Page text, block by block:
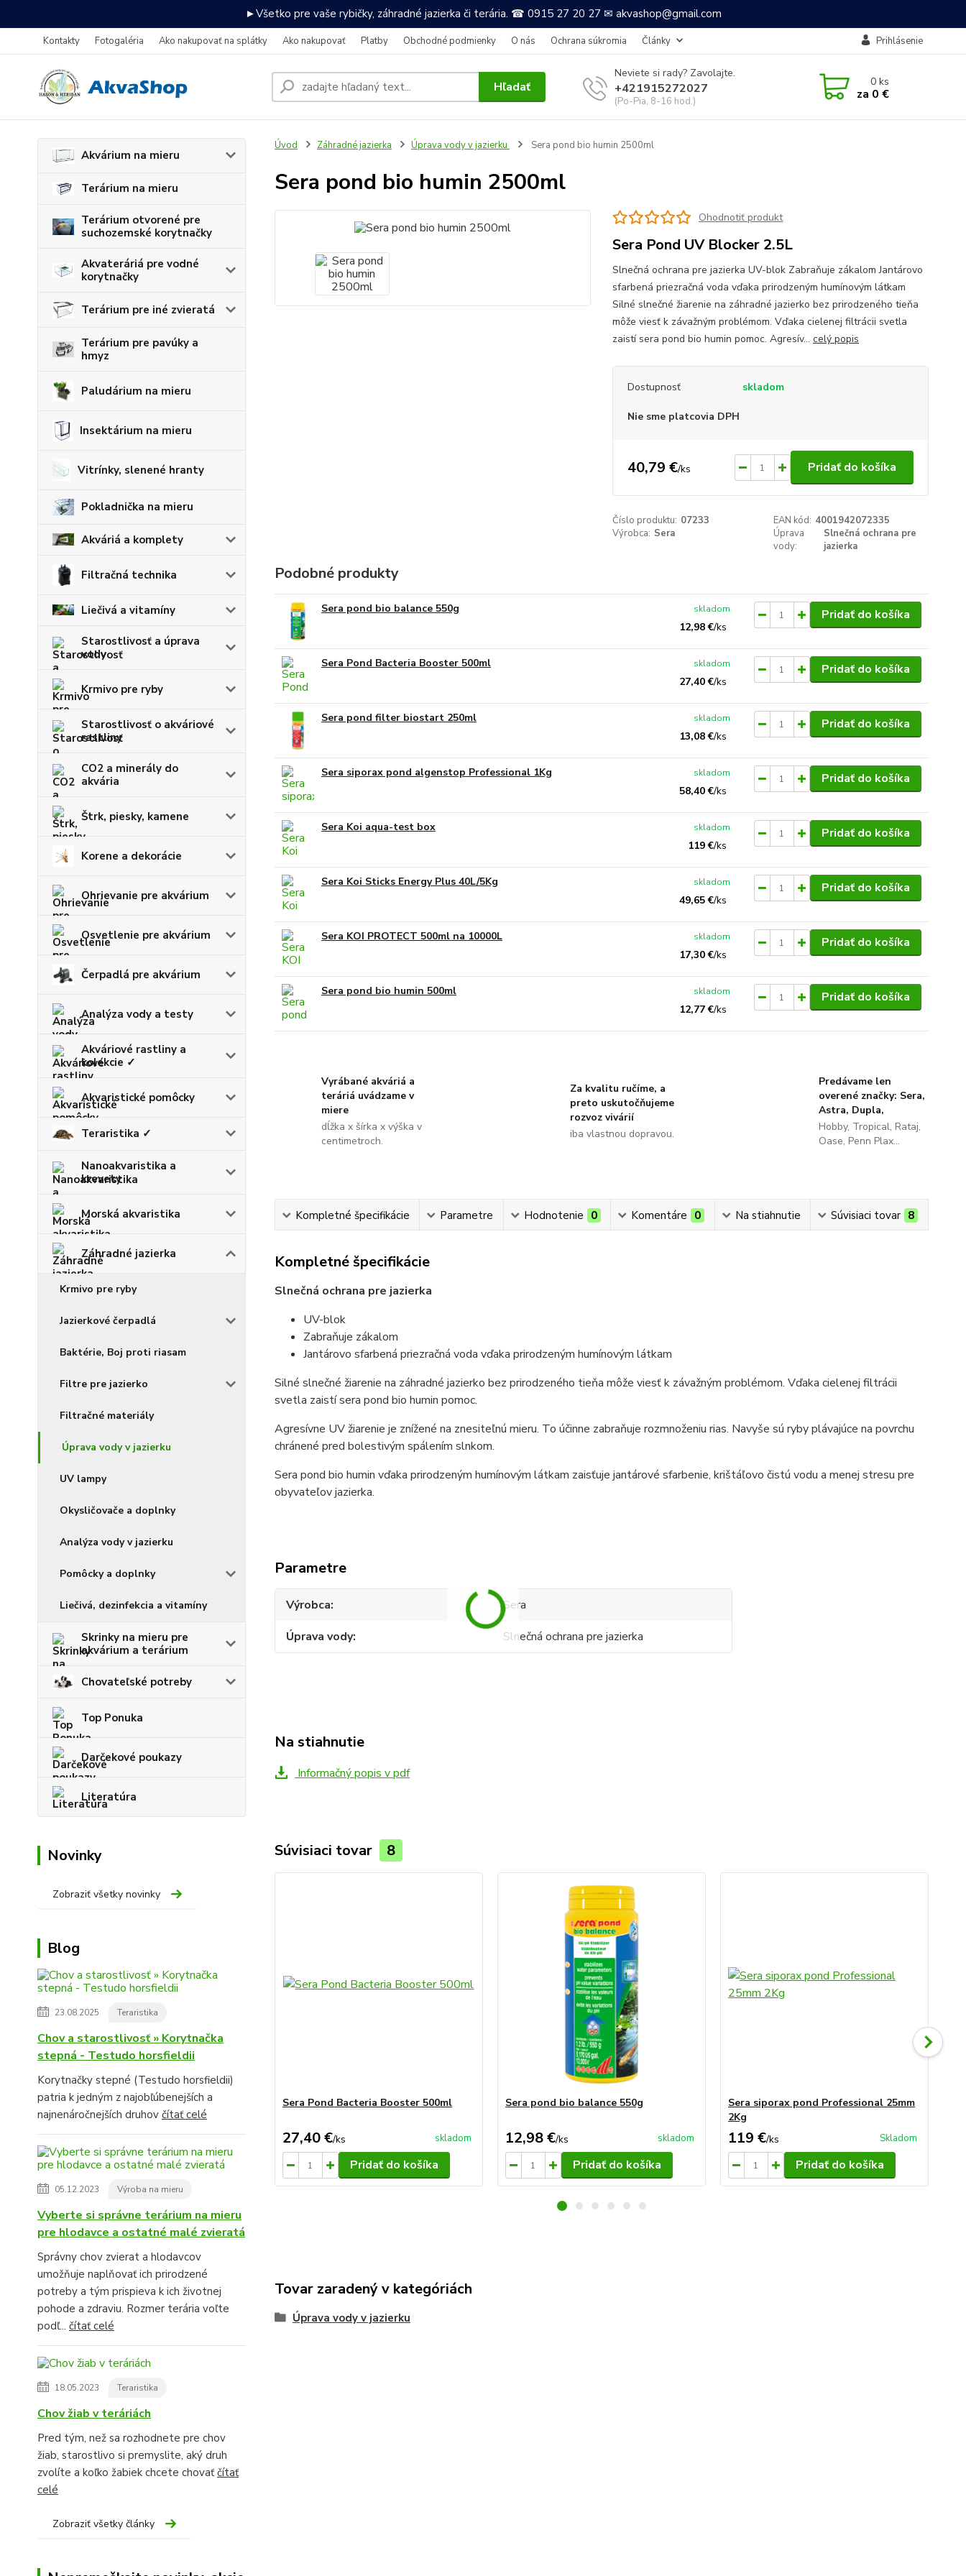
►Všetko pre vaše rybičky, záhradné jazierka či terária. ☎ 0915 27 20 27 ✉ akvashop@gmail.com
Kontakty Fotogaléria Ako nakupovať na splátky Ako nakupovať Platby Obchodné podmienky O nás Ochrana súkromia Články Prihlásenie
Hľadať
Neviete si rady? Zavolajte.
+421915272027
(Po-Pia, 8-16 hod.)
0ks
za 0 €
Akvárium na mieru
Terárium na mieru
Terárium otvorené pre
suchozemské korytnačky
Akvateráriá pre vodné
korytnačky
Terárium pre iné zvieratá
Terárium pre pavúky a
hmyz
Paludárium na mieru
Insektárium na mieru
Vitrínky, slenené hranty
Pokladnička na mieru
Akváriá a komplety
Filtračná technika
Liečivá a vitamíny
Starostlivosť a úprava
vody
Krmivo pre ryby
Starostlivosť o akváriové
rastliny
CO2 a minerály do
akvária
Štrk, piesky, kamene
Korene a dekorácie
Ohrievanie pre akvárium
Osvetlenie pre akvárium
Čerpadlá pre akvárium
Analýza vody a testy
Akváriové rastliny a
kolekcie ✓
Akvaristické pomôcky
Teraristika ✓
Nanoakvaristika a
krevety
Morská akvaristika
Záhradné jazierka
Krmivo pre ryby
Jazierkové čerpadlá
Baktérie, Boj proti riasam
Filtre pre jazierko
Filtračné materiály
Úprava vody v jazierku
UV lampy
Okysličovače a doplnky
Analýza vody v jazierku
Pomôcky a doplnky
Liečivá, dezinfekcia a vitamíny
Skrinky na mieru pre
akvárium a terárium
Chovateľské potreby
Top Ponuka
Darčekové poukazy
Literatúra
Novinky
Zobraziť všetky novinky
Blog
23.08.2025 Teraristika
Chov a starostlivosť » Korytnačka
stepná - Testudo horsfieldii
Korytnačky stepné (Testudo horsfieldii)
patria k jedným z najobľúbenejších a
najnenáročnejších druhov čítať celé
05.12.2023 Výroba na mieru
Vyberte si správne terárium na mieru
pre hlodavce a ostatné malé zvieratá
Správny chov zvierat a hlodavcov
umožňuje naplňovať ich prirodzené
potreby a tým prispieva k ich životnej
pohode a zdraviu. Rozmer terária voľte
podľ... čítať celé
18.05.2023 Teraristika
Chov žiab v teráriách
Pred tým, než sa rozhodnete pre chov
žiab, starostlivo si premyslite, aký druh
zvolíte a koľko žabiek chcete chovaťčítať
celé
Zobraziť všetky články
Úvod Záhradné jazierka Úprava vody v jazierku Sera pond bio humin 2500ml
Sera pond bio humin 2500ml
Ohodnotiť produkt
Sera Pond UV Blocker 2.5L
Slnečná ochrana pre jazierka UV-blok Zabraňuje zákalom Jantárovo
sfarbená priezračná voda vďaka prirodzeným humínovým látkam
Silné slnečné žiarenie na záhradné jazierko bez prirodzeného tieňa
môže viesť k závažným problémom. Vďaka cielenej filtrácii svetla
zaistí sera pond bio humin pomoc. Agresív... celý popis
Dostupnosť skladom
Nie sme platcovia DPH
40,79 €/ks Pridať do košíka
Číslo produktu: 07233 EAN kód: 4001942072335
Výrobca: Sera
Úprava
vody:
Slnečná ochrana pre
jazierka
Podobné produkty
Sera pond bio balance 550g
12,98 €/ks
skladom Pridať do košíka
Sera Pond Bacteria Booster 500ml
27,40 €/ks
skladom Pridať do košíka
Sera pond filter biostart 250ml
13,08 €/ks
skladom Pridať do košíka
Sera siporax pond algenstop Professional 1Kg
58,40 €/ks
skladom Pridať do košíka
Sera Koi aqua-test box
119 €/ks
skladom Pridať do košíka
Sera Koi Sticks Energy Plus 40L/5Kg
49,65 €/ks
skladom Pridať do košíka
Sera KOI PROTECT 500ml na 10000L
17,30 €/ks
skladom Pridať do košíka
Sera pond bio humin 500ml
12,77 €/ks
skladom Pridať do košíka
Vyrábané akváriá a
teráriá uvádzame v
miere
dĺžka x šírka x výška v
centimetroch.
Za kvalitu ručíme, a
preto uskutočňujeme
rozvoz vivárií
iba vlastnou dopravou.
Predávame len
overené značky: Sera,
Astra, Dupla,
Hobby, Tropical, Rataj,
Oase, Penn Plax...
Kompletné špecifikácie Parametre Hodnotenie 0 Komentáre 0 Na stiahnutie Súvisiaci tovar 8
Kompletné špecifikácie
Slnečná ochrana pre jazierka
UV-blok
Zabraňuje zákalom
Jantárovo sfarbená priezračná voda vďaka prirodzeným humínovým látkam
Silné slnečné žiarenie na záhradné jazierko bez prirodzeného tieňa môže viesť k závažným problémom. Vďaka cielenej filtrácii
svetla zaistí sera pond bio humin pomoc.
Agresívne UV žiarenie je znížené na znesiteľnú mieru. To účinne zabraňuje rozmnoženiu rias. Navyše sú ryby plávajúce na povrchu
chránené pred bolestivým spálením slnkom.
Sera pond bio humin vďaka prirodzeným humínovým látkam zaisťuje jantárové sfarbenie, krištáľovo čistú vodu a menej stresu pre
obyvateľov jazierka.
Parametre
Výrobca
Sera
Úprava vody
Slnečná ochrana pre jazierka
Na stiahnutie
Informačný popis v pdf
Súvisiaci tovar 8
Sera Pond Bacteria Booster 500ml
27,40 €/ks skladom
Pridať do košíka
Sera pond bio balance 550g
12,98 €/ks skladom
Pridať do košíka
Sera siporax pond Professional 25mm
2Kg
119 €/ks Skladom
Pridať do košíka
Tovar zaradený v kategóriách
Úprava vody v jazierku